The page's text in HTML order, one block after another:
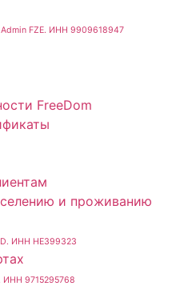
FZE. ИНН 9909618947
FreeDom
и проживанию
ИНН HE399323
ИНН 9715295768